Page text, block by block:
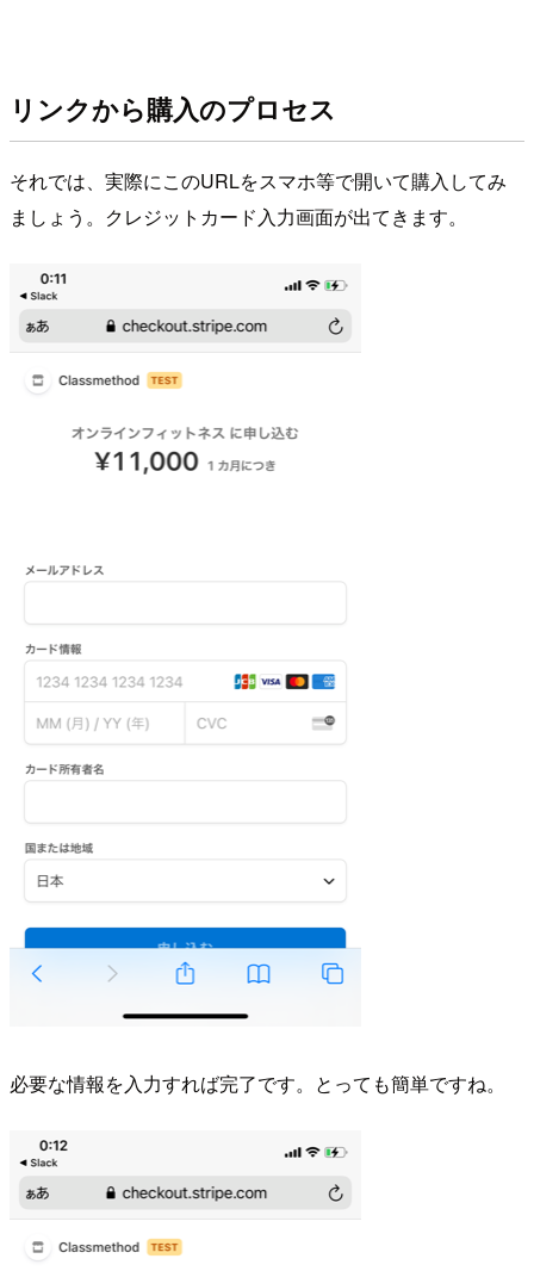
リンクから購入のプロセス
それでは、実際にこのURLをスマホ等で開いて購入してみ
ましょう。クレジットカード入力画面が出てきます。
必要な情報を入力すれば完了です。とっても簡単ですね。